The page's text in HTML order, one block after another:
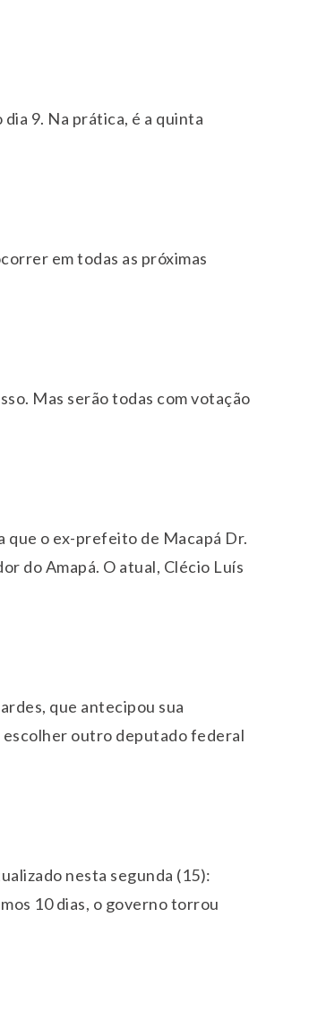
9. Na prática, é a quinta
em todas as próximas
Mas serão todas com votação
que o ex-prefeito de Macapá Dr.
do Amapá. O atual, Clécio Luís
que antecipou sua
escolher outro deputado federal
nesta segunda (15):
10 dias, o governo torrou